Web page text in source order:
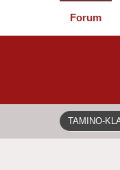
Forum
TAMINO-